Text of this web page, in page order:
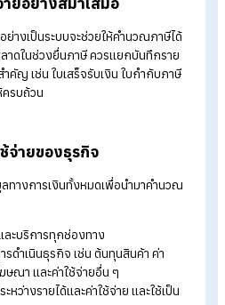
งออนไลน์ ไม่ว่าจะเป็นการขายผ่านโซเ
การเตรียมข้อมูลด้านภาษี
ำคัญ เพราะหากเอกสารไม่ครบถ้วนหรือ
เกิดปัญหาในการยื่นภาษีหรือถูกเรียกต
ที่เกี่ยวข้องกับการขาย
ะดำเนินการได้อย่างถูกต้อง